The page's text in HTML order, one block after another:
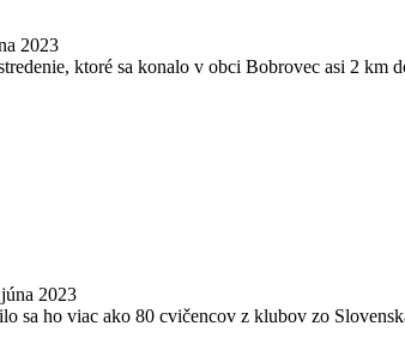
2023
ktoré sa konalo v obci Bobrovec asi 2 km
2023
sa ho viac ako 80 cvičencov z klubov zo